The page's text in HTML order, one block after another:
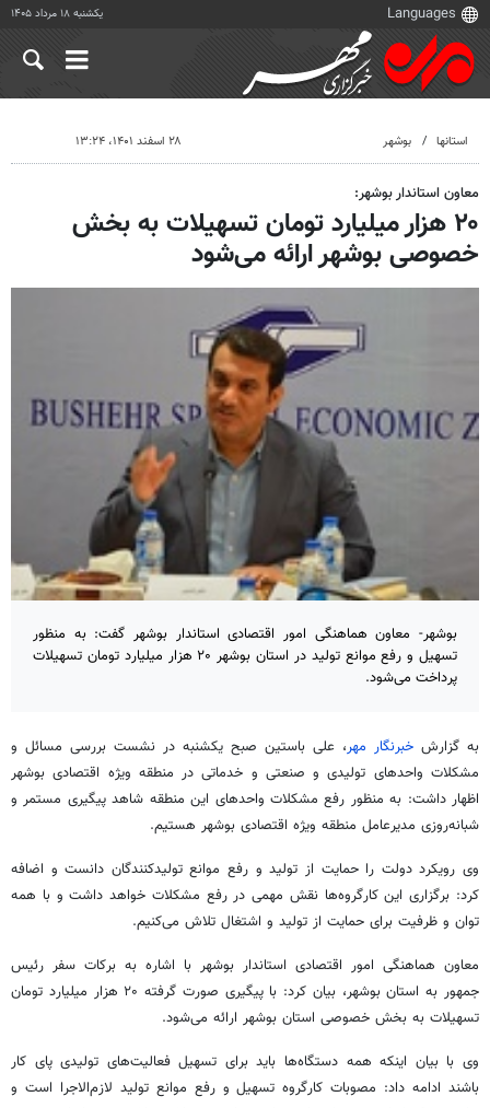
یکشنبه ۱۸ مرداد ۱۴۰۵
استانها بوشهر ۲۸ اسفند ۱۴۰۱، ۱۳:۲۴
معاون استاندار بوشهر:
۲۰ هزار میلیارد تومان تسهیلات به بخش
خصوصی بوشهر ارائه می‌شود
بوشهر- معاون هماهنگی امور اقتصادی استاندار بوشهر گفت: به منظور
تسهیل و رفع موانع تولید در استان بوشهر ۲۰ هزار میلیارد تومان تسهیلات
پرداخت می‌شود.
به گزارش خبرنگار مهر، علی باستین صبح یکشنبه در نشست بررسی مسائل و
مشکلات واحدهای تولیدی و صنعتی و خدماتی در منطقه ویژه اقتصادی بوشهر
اظهار داشت: به منظور رفع مشکلات واحدهای این منطقه شاهد پیگیری مستمر و
شبانه‌روزی مدیرعامل منطقه ویژه اقتصادی بوشهر هستیم.
وی رویکرد دولت را حمایت از تولید و رفع موانع تولیدکنندگان دانست و اضافه
کرد: برگزاری این کارگروه‌ها نقش مهمی در رفع مشکلات خواهد داشت و با همه
توان و ظرفیت برای حمایت از تولید و اشتغال تلاش می‌کنیم.
معاون هماهنگی امور اقتصادی استاندار بوشهر با اشاره به برکات سفر رئیس
جمهور به استان بوشهر، بیان کرد: با پیگیری صورت گرفته ۲۰ هزار میلیارد تومان
تسهیلات به بخش خصوصی استان بوشهر ارائه می‌شود.
وی با بیان اینکه همه دستگاه‌ها باید برای تسهیل فعالیت‌های تولیدی پای کار
باشند ادامه داد: مصوبات کارگروه تسهیل و رفع موانع تولید لازم‌الاجرا است و